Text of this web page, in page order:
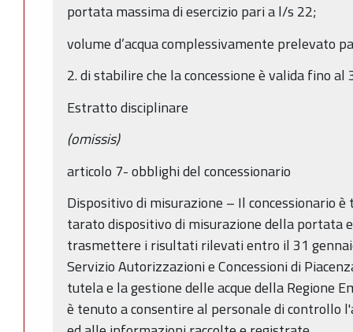
portata massima di esercizio pari a l/s 22;
volume d’acqua complessivamente prelevato
2. di stabilire che la concessione è valida fino
Estratto disciplinare
(omissis)
articolo 7- obblighi del concessionario
Dispositivo di misurazione – Il concessionario
tarato dispositivo di misurazione della portata
trasmettere i risultati rilevati entro il 31
Servizio Autorizzazioni e Concessioni di
tutela e la gestione delle acque della Regione
è tenuto a consentire al personale di controllo